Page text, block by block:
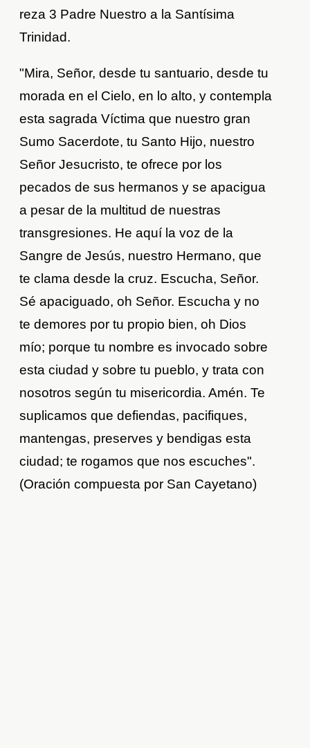
reza 3 Padre Nuestro a la Santísima
Trinidad.
"Mira, Señor, desde tu santuario, desde tu
morada en el Cielo, en lo alto, y contempla
esta sagrada Víctima que nuestro gran
Sumo Sacerdote, tu Santo Hijo, nuestro
Señor Jesucristo, te ofrece por los
pecados de sus hermanos y se apacigua
a pesar de la multitud de nuestras
transgresiones. He aquí la voz de la
Sangre de Jesús, nuestro Hermano, que
te clama desde la cruz. Escucha, Señor.
Sé apaciguado, oh Señor. Escucha y no
te demores por tu propio bien, oh Dios
mío; porque tu nombre es invocado sobre
esta ciudad y sobre tu pueblo, y trata con
nosotros según tu misericordia. Amén. Te
suplicamos que defiendas, pacifiques,
mantengas, preserves y bendigas esta
ciudad; te rogamos que nos escuches".
(Oración compuesta por San Cayetano)